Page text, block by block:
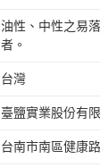
油性、中性之易
者。
台灣
臺鹽實業股份有
台南市南區健康